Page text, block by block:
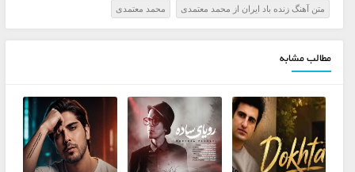
متن آهنگ زنده باد ایران از محمد معتمدی محمد معتمدی
مطالب مشابه